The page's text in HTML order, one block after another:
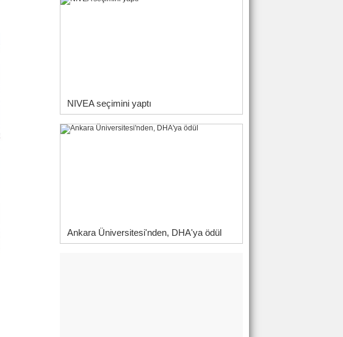
NIVEA seçimini yaptı
Ankara Üniversitesi'nden, DHA'ya ödül